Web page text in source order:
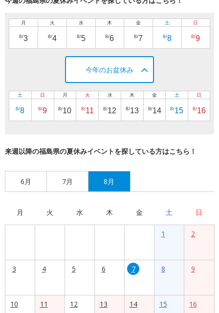
月
8/3
火
8/4
水
8/5
木
8/6
金
8/7
土
8/8
日
8/9
今年のお盆休み
土
8/8
日
8/9
月
8/10
火
8/11
水
8/12
木
8/13
金
8/14
土
8/15
日
8/16
来週以降の福島県の夏休みイベントを探している方はこちら！
6月 7月 8月
月 火 水 木 金 土 日
1 2
3 4 5 6 7 8 9
10
11
12
13
14
15
16